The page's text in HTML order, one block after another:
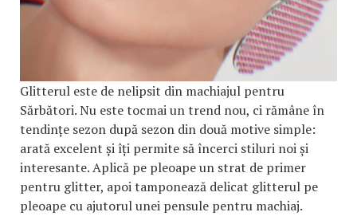
Glitterul este de nelipsit din machiajul pentru
Sărbători. Nu este tocmai un trend nou, ci rămâne în
tendințe sezon după sezon din două motive simple:
arată excelent și îți permite să încerci stiluri noi și
interesante. Aplică pe pleoape un strat de primer
pentru glitter, apoi tamponează delicat glitterul pe
pleoape cu ajutorul unei pensule pentru machiaj.